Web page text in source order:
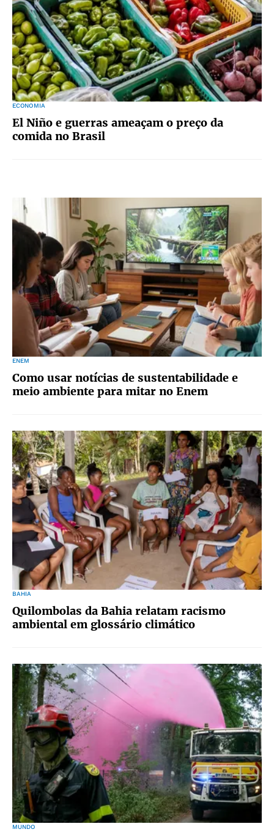
ECONOMIA
El Niño e guerras ameaçam o preço da
comida no Brasil
ENEM
Como usar notícias de sustentabilidade e
meio ambiente para mitar no Enem
BAHIA
Quilombolas da Bahia relatam racismo
ambiental em glossário climático
MUNDO